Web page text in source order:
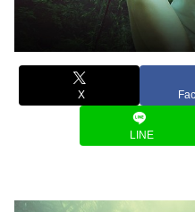
X
LINE